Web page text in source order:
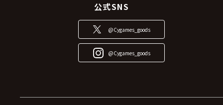
公式SNS
@Cygames_goods
@Cygames_goods